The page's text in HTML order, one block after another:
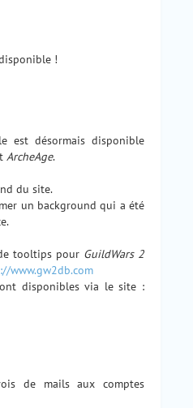
!
est désormais disponible
ArcheAge.
du site.
un background qui a été
tooltips pour GuildWars 2
www.gw2db.com
disponibles via le site :
de mails aux comptes